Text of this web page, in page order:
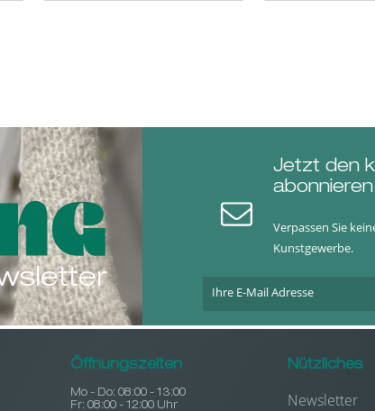
Jetzt den
abonnieren
Verpassen Sie
Kunstgewerbe.
Öffnungszeiten
Mo - Do: 08:00 - 13:00
Fr: 08:00 - 12:00 Uhr
Nützliches
Newsletter